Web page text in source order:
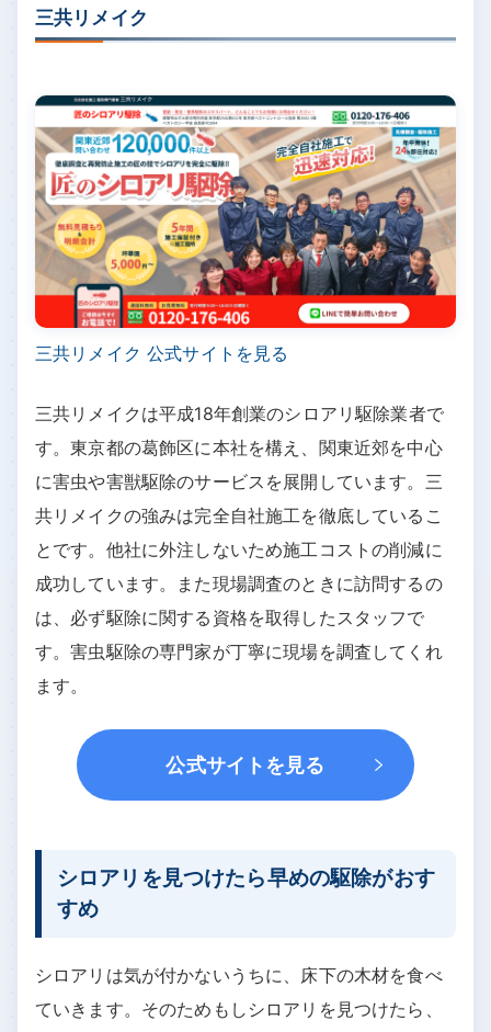
三共リメイク
三共リメイク 公式サイトを見る
三共リメイクは平成18年創業のシロアリ駆除業者で
す。東京都の葛飾区に本社を構え、関東近郊を中心
に害虫や害獣駆除のサービスを展開しています。三
共リメイクの強みは完全自社施工を徹底しているこ
とです。他社に外注しないため施工コストの削減に
成功しています。また現場調査のときに訪問するの
は、必ず駆除に関する資格を取得したスタッフで
す。害虫駆除の専門家が丁寧に現場を調査してくれ
ます。
公式サイトを見る
シロアリを見つけたら早めの駆除がおす
すめ
シロアリは気が付かないうちに、床下の木材を食べ
ていきます。そのためもしシロアリを見つけたら、